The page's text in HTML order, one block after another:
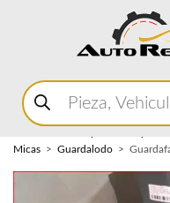
Buscar
productos
Micas
Guardalodo